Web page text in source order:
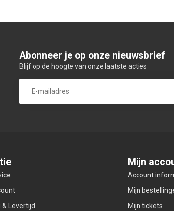
Abonneer je op onze nieuwsbrief
Blijf op de hoogte van onze laatste acties
Levertijd
Mijn
Account
Mijn
Mijn tickets